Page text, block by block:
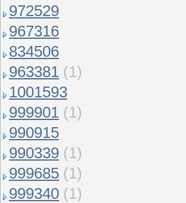
972529
967316
834506
963381 (1)
1001593
999901 (1)
990915
990339 (1)
999685 (1)
999340 (1)